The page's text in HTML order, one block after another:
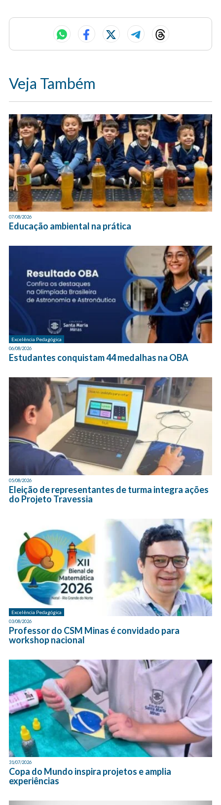
Veja Também
07/08/2026
Educação ambiental na prática
Excelência Pedagógica
06/08/2026
Estudantes conquistam 44 medalhas na OBA
05/08/2026
Eleição de representantes de turma integra ações
do Projeto Travessia
Excelência Pedagógica
03/08/2026
Professor do CSM Minas é convidado para
workshop nacional
31/07/2026
Copa do Mundo inspira projetos e amplia
experiências